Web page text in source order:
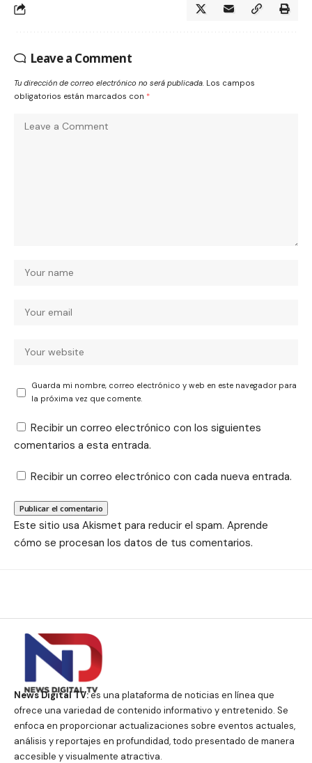
Leave a Comment
Tu dirección de correo electrónico no será publicada. Los campos
obligatorios están marcados con *
Guarda mi nombre, correo electrónico y web en este navegador para
la próxima vez que comente.
Recibir un correo electrónico con los siguientes
comentarios a esta entrada.
Recibir un correo electrónico con cada nueva entrada.
Este sitio usa Akismet para reducir el spam. Aprende
cómo se procesan los datos de tus comentarios.
News Digital TV:es una plataforma de noticias en línea que
ofrece una variedad de contenido informativo y entretenido. Se
enfoca en proporcionar actualizaciones sobre eventos actuales,
análisis y reportajes en profundidad, todo presentado de manera
accesible y visualmente atractiva.